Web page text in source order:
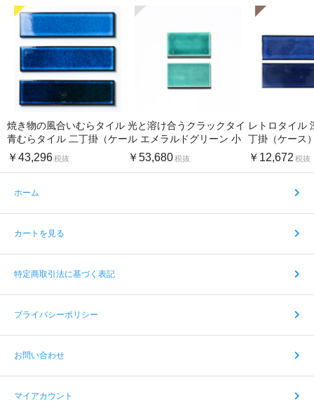
焼き物の風合いむらタイル
青むらタイル 二丁掛（ケー
ス）
￥43,296税抜
光と溶け合うクラックタイ
ル エメラルドグリーン 小
口（ケース）
￥53,680税抜
レトロタイル
丁掛（ケース
￥12,672 税抜
ホーム
カートを見る
特定商取引法に基づく表記
プライバシーポリシー
お問い合わせ
マイアカウント